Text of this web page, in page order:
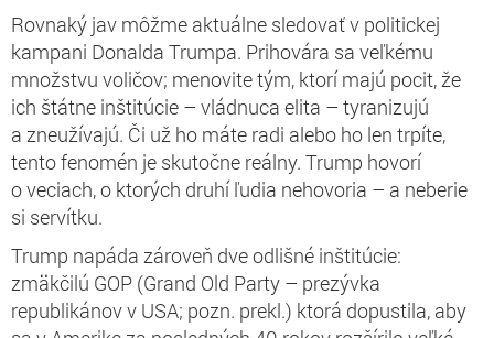
Rovnaký jav môžme aktuálne sledovať v politickej
kampani Donalda Trumpa. Prihovára sa veľkému
množstvu voličov; menovite tým, ktorí majú pocit, že
ich štátne inštitúcie – vládnuca elita – tyranizujú
a zneužívajú. Či už ho máte radi alebo ho len trpíte,
tento fenomén je skutočne reálny. Trump hovorí
o veciach, o ktorých druhí ľudia nehovoria – a neberie
si servítku.
Trump napáda zároveň dve odlišné inštitúcie:
zmäkčilú GOP (Grand Old Party – prezývka
republikánov v USA; pozn. prekl.) ktorá dopustila, aby